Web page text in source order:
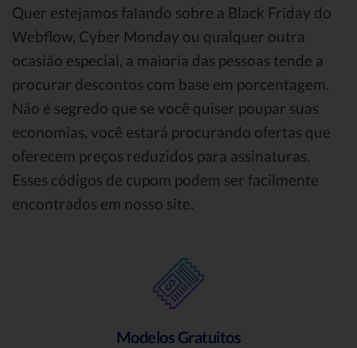
Quer estejamos falando sobre a Black Friday do
Webflow, Cyber Monday ou qualquer outra
ocasião especial, a maioria das pessoas tende a
procurar descontos com base em porcentagem.
Não é segredo que se você quiser poupar suas
economias, você estará procurando ofertas que
oferecem preços reduzidos para assinaturas.
Esses códigos de cupom podem ser facilmente
encontrados em nosso site.
Modelos Gratuitos